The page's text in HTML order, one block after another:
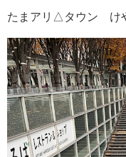
たまアリ△タウン け